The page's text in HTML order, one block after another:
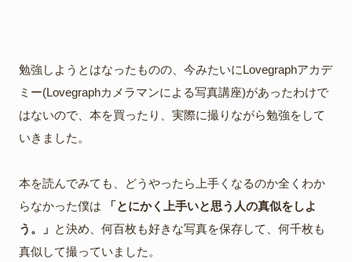
勉強しようとはなったものの、今みたいにLovegraphアカデ
ミー(Lovegraphカメラマンによる写真講座)があったわけで
はないので、本を買ったり、実際に撮りながら勉強をして
いきました。
本を読んでみても、どうやったら上手くなるのか全くわか
らなかった僕は 「とにかく上手いと思う人の真似をしよ
う。」
と決め、何百枚も好きな写真を保存して、何千枚も
真似して撮っていました。